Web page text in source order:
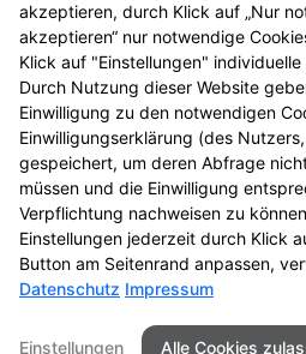
Elektronische
Hier finden Sie die
Antworten rund um die ePA
Patientenakte).
Mehr erfahren
Seitenübersicht
akzeptieren, durch Klick auf „Nur
akzeptieren“ nur notwendige
Klick auf "Einstellungen"
Durch Nutzung dieser Website
Einwilligung zu den notwendigen
Einwilligungserklärung (des
gespeichert, um deren Abfrage
müssen und die Einwilligung
Verpflichtung nachweisen zu
Einstellungen jederzeit durch Klick
Button am Seitenrand anpassen,
Datenschutz Impressum
Einstellungen Alle Cookies